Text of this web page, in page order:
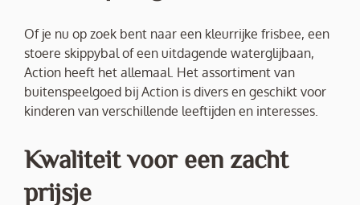
Of je nu op zoek bent naar een kleurrijke frisbee, een
stoere skippybal of een uitdagende waterglijbaan,
Action heeft het allemaal. Het assortiment van
buitenspeelgoed bij Action is divers en geschikt voor
kinderen van verschillende leeftijden en interesses.
Kwaliteit voor een zacht
prijsje